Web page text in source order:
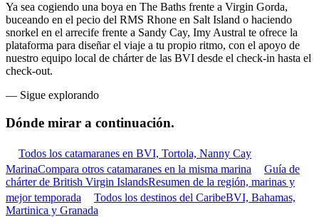
Ya sea cogiendo una boya en The Baths frente a Virgin Gorda,
buceando en el pecio del RMS Rhone en Salt Island o haciendo
snorkel en el arrecife frente a Sandy Cay, Imy Austral te ofrece la
plataforma para diseñar el viaje a tu propio ritmo, con el apoyo de
nuestro equipo local de chárter de las BVI desde el check-in hasta el
check-out.
— Sigue explorando
Dónde mirar a continuación.
Todos los catamaranes en BVI, Tortola, Nanny Cay
MarinaCompara otros catamaranes en la misma marina
Guía de
chárter de British Virgin IslandsResumen de la región, marinas y
mejor temporada
Todos los destinos del CaribeBVI, Bahamas,
Martinica y Granada